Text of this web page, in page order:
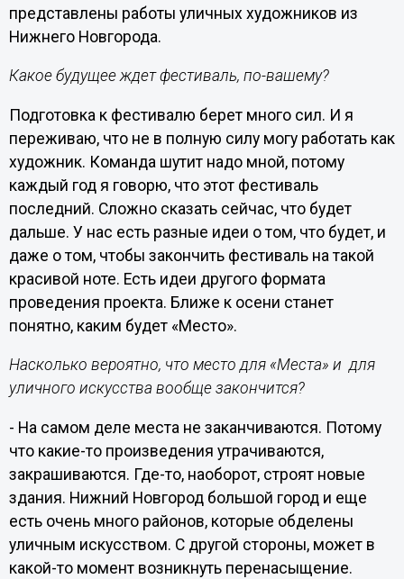
представлены работы уличных художников из
Нижнего Новгорода.
Какое будущее ждет фестиваль, по-вашему?
Подготовка к фестивалю берет много сил. И я
переживаю, что не в полную силу могу работать как
художник. Команда шутит надо мной, потому
каждый год я говорю, что этот фестиваль
последний. Сложно сказать сейчас, что будет
дальше. У нас есть разные идеи о том, что будет, и
даже о том, чтобы закончить фестиваль на такой
красивой ноте. Есть идеи другого формата
проведения проекта. Ближе к осени станет
понятно, каким будет «Место».
Насколько вероятно, что место для «Места» и для
уличного искусства вообще закончится?
- На самом деле места не заканчиваются. Потому
что какие-то произведения утрачиваются,
закрашиваются. Где-то, наоборот, строят новые
здания. Нижний Новгород большой город и еще
есть очень много районов, которые обделены
уличным искусством. С другой стороны, может в
какой-то момент возникнуть перенасыщение.